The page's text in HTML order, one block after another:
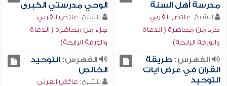
مدرسة أهل السنة
للشيخ: عائض القرني
جزء من محاضرة ( الدعاة
والورقة الرابحة)
الوحي مدرستي الكبرى
للشيخ: عائض القرني
جزء من محاضرة ( الدعاة
والورقة الرابحة)
الفهرس: طريقة
القرآن في عرض آيات
التوحيد
الفهرس:التوحيد
الخالص
للشيخ: عائض القرني